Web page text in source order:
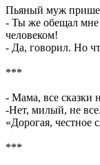
Пьяный муж
- Ты же обещал мне
человеком!
- Да, говорил. Но
***
- Мама, все сказки
-Нет, милый, не
«Дорогая, честное
***